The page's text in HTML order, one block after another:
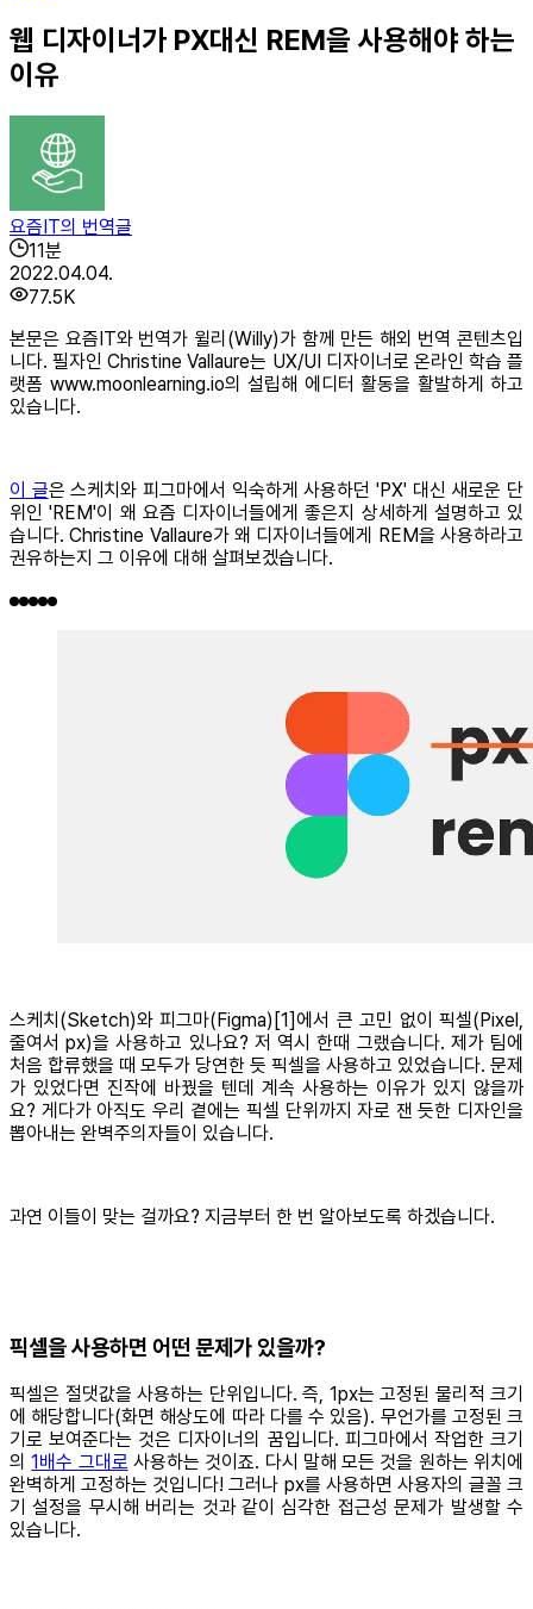
웹 디자이너가 PX대신 REM을 사용해야 하는
이유
요즘IT의 번역글
11분
2022.04.04.
77.5K
본문은 요즘IT와 번역가 윌리(Willy)가 함께 만든 해외 번역 콘텐츠입
니다. 필자인 Christine Vallaure는 UX/UI 디자이너로 온라인 학습 플
랫폼 www.moonlearning.io의 설립해 에디터 활동을 활발하게 하고
있습니다.
이 글은 스케치와 피그마에서 익숙하게 사용하던 'PX' 대신 새로운 단
위인 'REM'이 왜 요즘 디자이너들에게 좋은지 상세하게 설명하고 있
습니다. Christine Vallaure가 왜 디자이너들에게 REM을 사용하라고
권유하는지 그 이유에 대해 살펴보겠습니다.
스케치(Sketch)와 피그마(Figma)[1]에서 큰 고민 없이 픽셀(Pixel,
줄여서 px)을 사용하고 있나요? 저 역시 한때 그랬습니다. 제가 팀에
처음 합류했을 때 모두가 당연한 듯 픽셀을 사용하고 있었습니다. 문제
가 있었다면 진작에 바꿨을 텐데 계속 사용하는 이유가 있지 않을까
요? 게다가 아직도 우리 곁에는 픽셀 단위까지 자로 잰 듯한 디자인을
뽑아내는 완벽주의자들이 있습니다.
과연 이들이 맞는 걸까요? 지금부터 한 번 알아보도록 하겠습니다.
픽셀을 사용하면 어떤 문제가 있을까?
픽셀은 절댓값을 사용하는 단위입니다. 즉, 1px는 고정된 물리적 크기
에 해당합니다(화면 해상도에 따라 다를 수 있음). 무언가를 고정된 크
기로 보여준다는 것은 디자이너의 꿈입니다. 피그마에서 작업한 크기
의1배수 그대로 사용하는 것이죠. 다시 말해 모든 것을 원하는 위치에
완벽하게 고정하는 것입니다! 그러나 px를 사용하면 사용자의 글꼴 크
기 설정을 무시해 버리는 것과 같이 심각한 접근성 문제가 발생할 수
있습니다.